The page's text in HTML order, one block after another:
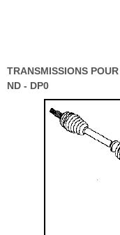
TRANSMISSIONS
ND - DP0